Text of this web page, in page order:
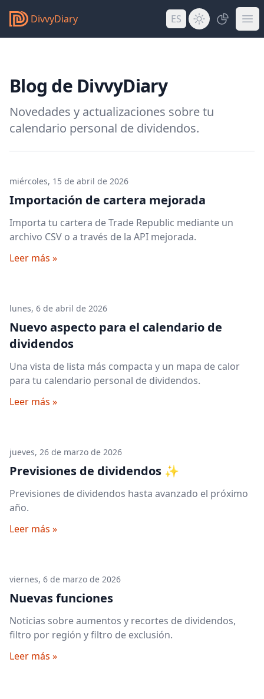
DivvyDiary ES
Blog de DivvyDiary
Novedades y actualizaciones sobre tu
calendario personal de dividendos.
miércoles, 15 de abril de 2026
Importación de cartera mejorada
Importa tu cartera de Trade Republic mediante un
archivo CSV o a través de la API mejorada.
Leer más »
lunes, 6 de abril de 2026
Nuevo aspecto para el calendario de
dividendos
Una vista de lista más compacta y un mapa de calor
para tu calendario personal de dividendos.
Leer más »
jueves, 26 de marzo de 2026
Previsiones de dividendos ✨
Previsiones de dividendos hasta avanzado el próximo
año.
Leer más »
viernes, 6 de marzo de 2026
Nuevas funciones
Noticias sobre aumentos y recortes de dividendos,
filtro por región y filtro de exclusión.
Leer más »